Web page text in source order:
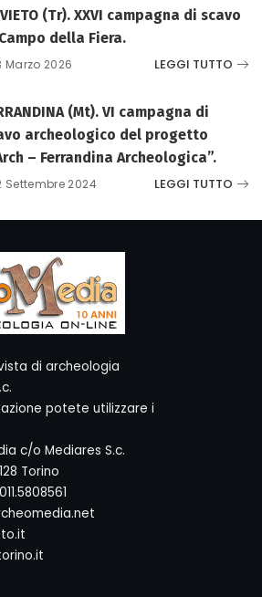
(Tr). XXVI campagna di scavo
della Fiera.
Marzo 2026 LEGGI TUTTO
(Mt). VI campagna di
archeologico del progetto
– Ferrandina Archeologica”.
Settembre 2024 LEGGI TUTTO
di archeologia
potete utilizzare i
c/o Mediares S.c.
Torino